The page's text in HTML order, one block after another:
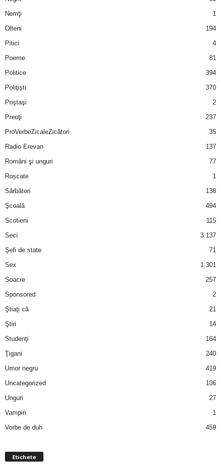
Nemţi
1
Olteni
194
Pitici
4
Poeme
81
Politice
394
Poliţişti
370
Poştaşi
2
Preoţi
237
ProVerbeZicaleZicători
35
Radio Erevan
137
Români şi unguri
77
Roșcate
1
Sărbători
138
Şcoală
494
Scotieni
115
Seci
3.137
Şefi de state
71
Sex
1.301
Soacre
257
Sponsored
2
Ştiaţi că
21
Ştiri
14
Studenţi
164
Ţigani
240
Umor negru
419
Uncategorized
106
Unguri
27
Vampiri
1
Vorbe de duh
459
Etichete